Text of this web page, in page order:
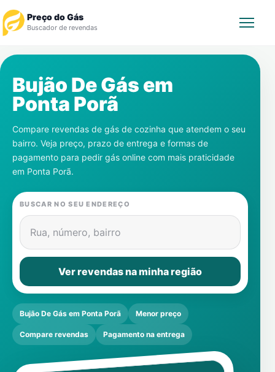
Preço do Gás
Buscador de revendas
Revendedor
Notícias
Cadastre-se
Gás
Contatos
Bujão De Gás em
Ponta Porã
Compare revendas de gás de cozinha que atendem o seu
bairro. Veja preço, prazo de entrega e formas de
pagamento para pedir gás online com mais praticidade
em Ponta Porã.
BUSCAR NO SEU ENDEREÇO
Rua, número, bairro
Ver revendas na minha região
Bujão De Gás em Ponta Porã Menor preço
Compare revendas Pagamento na entrega